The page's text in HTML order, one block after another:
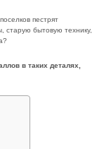
пестрят
старую бытовую технику,
в таких деталях,